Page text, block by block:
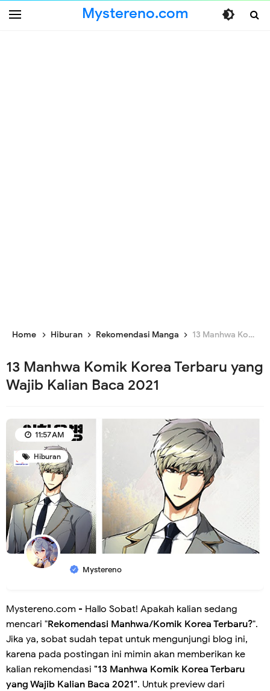
Mystereno.com
Home Hiburan Rekomendasi Manga 13 Manhwa Komik Korea Terbaru yang Wajib Kalian Baca 2021
13 Manhwa Komik Korea Terbaru yang
Wajib Kalian Baca 2021
Hiburan
Mystereno
11:57 AM
Mystereno.com - Hallo Sobat! Apakah kalian sedang
mencari "Rekomendasi Manhwa/Komik Korea Terbaru?".
Jika ya, sobat sudah tepat untuk mengunjungi blog ini,
karena pada postingan ini mimin akan memberikan ke
kalian rekomendasi "13 Manhwa Komik Korea Terbaru
yang Wajib Kalian Baca 2021". Untuk preview dari